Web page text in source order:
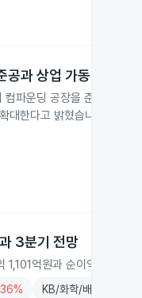
과 상업 가동 계획
파운딩 공장을 준공과 상
대한다고 밝혔습니다.
3분기 전망
1,101억원과 순이익 2,192
KB/화학/배터리 전우